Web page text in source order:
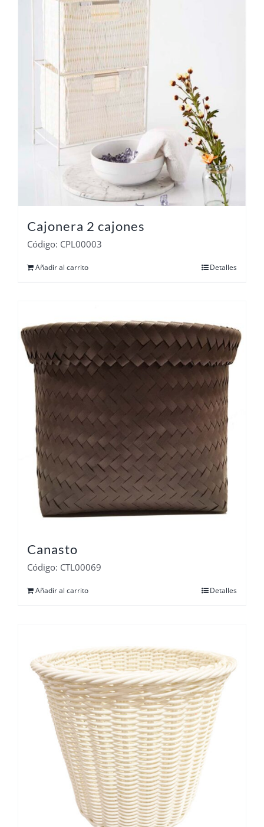
Cajonera 2 cajones
Código: CPL00003
Añadir al carrito Detalles
Canasto
Código: CTL00069
Añadir al carrito Detalles